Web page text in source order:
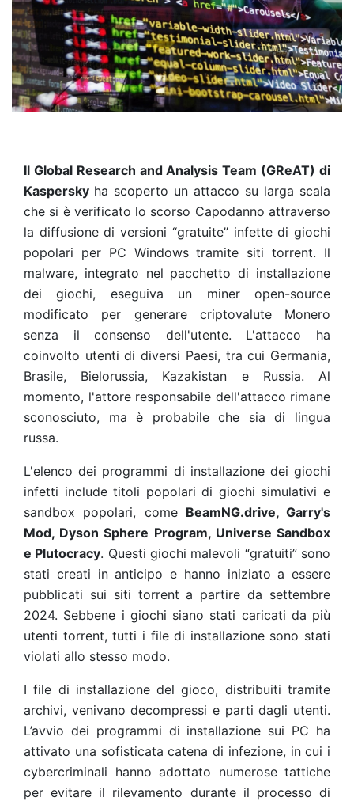
Il Global Research and Analysis Team (GReAT) di
Kaspersky ha scoperto un attacco su larga scala
che si è verificato lo scorso Capodanno attraverso
la diffusione di versioni “gratuite” infette di giochi
popolari per PC Windows tramite siti torrent. Il
malware, integrato nel pacchetto di installazione
dei giochi, eseguiva un miner open-source
modificato per generare criptovalute Monero
senza il consenso dell'utente. L'attacco ha
coinvolto utenti di diversi Paesi, tra cui Germania,
Brasile, Bielorussia, Kazakistan e Russia. Al
momento, l'attore responsabile dell'attacco rimane
sconosciuto, ma è probabile che sia di lingua
russa.
L'elenco dei programmi di installazione dei giochi
infetti include titoli popolari di giochi simulativi e
sandbox popolari, come BeamNG.drive, Garry's
Mod, Dyson Sphere Program, Universe Sandbox
e Plutocracy. Questi giochi malevoli “gratuiti” sono
stati creati in anticipo e hanno iniziato a essere
pubblicati sui siti torrent a partire da settembre
2024. Sebbene i giochi siano stati caricati da più
utenti torrent, tutti i file di installazione sono stati
violati allo stesso modo.
I file di installazione del gioco, distribuiti tramite
archivi, venivano decompressi e parti dagli utenti.
L’avvio dei programmi di installazione sui PC ha
attivato una sofisticata catena di infezione, in cui i
cybercriminali hanno adottato numerose tattiche
per evitare il rilevamento durante il processo di